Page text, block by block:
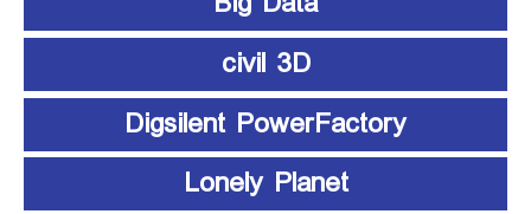
civil 3D
Digsilent PowerFactory
Lonely Planet